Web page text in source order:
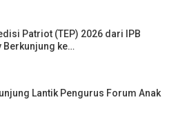
Patriot (TEP) 2026 dari IPB
Berkunjung ke…
Lantik Pengurus Forum Anak